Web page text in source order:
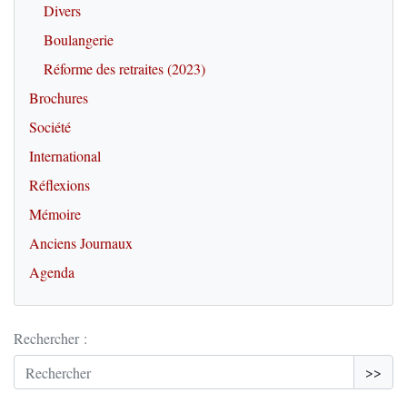
Divers
Boulangerie
Réforme des retraites (2023)
Brochures
Société
International
Réflexions
Mémoire
Anciens Journaux
Agenda
Rechercher :
>>